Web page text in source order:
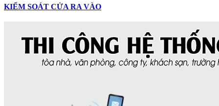
KIỂM SOÁT CỬA RA VÀO